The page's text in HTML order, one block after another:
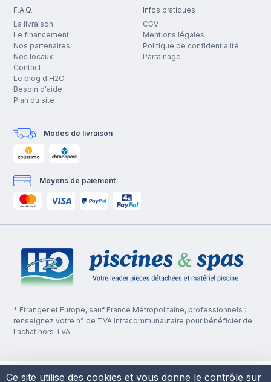
F.A.Q.
La livraison
Le financement
Nos partenaires
Nos locaux
Contact
Le blog d'H2O
Besoin d'aide
Plan du site
Infos pratiques
CGV
Mentions légales
Politique de confidentialité
Parrainage
Modes de livraison
Moyens de paiement
* Etranger et Europe, sauf France Métropolitaine, professionnels :
renseignez votre n° de TVA intracommunautaire pour bénéficier de
l'achat hors TVA
Ce site utilise des cookies et vous donne le contrôle sur